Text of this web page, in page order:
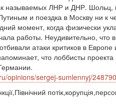
называемых ЛНР и ДНР. Шольц,
и поездка в Москву ни к
момент, когда физически
работы. Неудивительно, что
атаки критиков в
что лоббисты проекта
opinions/sergej-sumlennyj/248790